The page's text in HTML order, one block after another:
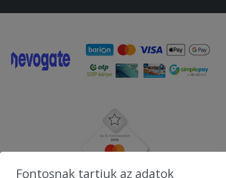
Fontosnak tartjuk az adatok